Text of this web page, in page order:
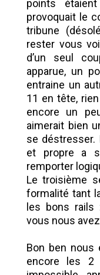
points
provoquait le
tribune
rester vous
d’un seul
apparue, un
entraine un
11 en tête,
encore un
aimerait bien
se déstresser.
et propre a
remporter
Le troisième
formalité tant
les bons rails
vous nous
Bon ben
encore les 2